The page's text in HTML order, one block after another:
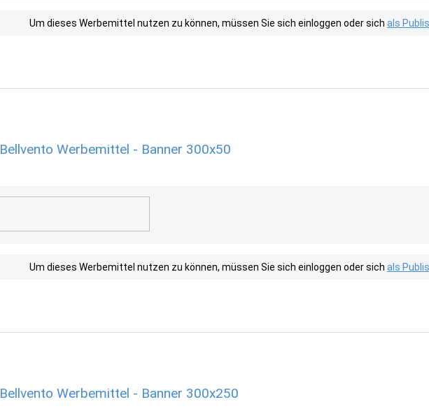
Um dieses Werbemittel nutzen zu können, müssen Sie sich einloggen oder sich als
Bellvento Werbemittel - Banner 300x50
Um dieses Werbemittel nutzen zu können, müssen Sie sich einloggen oder sich als
Bellvento Werbemittel - Banner 300x250